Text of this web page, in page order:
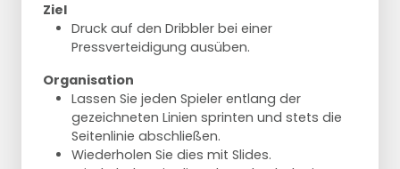
Ziel
Druck auf den Dribbler bei einer
Pressverteidigung ausüben.
Organisation
Lassen Sie jeden Spieler entlang der
gezeichneten Linien sprinten und stets die
Seitenlinie abschließen.
Wiederholen Sie dies mit Slides.